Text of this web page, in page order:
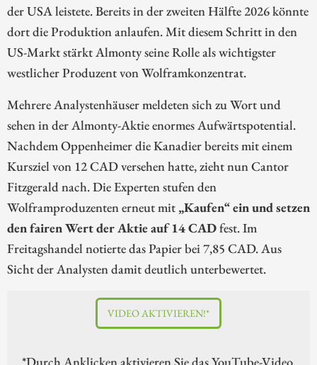
der USA leistete. Bereits in der zweiten Hälfte 2026 könnte
dort die Produktion anlaufen. Mit diesem Schritt in den
US-Markt stärkt Almonty seine Rolle als wichtigster
westlicher Produzent von Wolframkonzentrat.
Mehrere Analystenhäuser meldeten sich zu Wort und
sehen in der Almonty-Aktie enormes Aufwärtspotential.
Nachdem Oppenheimer die Kanadier bereits mit einem
Kursziel von 12 CAD versehen hatte, zieht nun Cantor
Fitzgerald nach. Die Experten stufen den
Wolframproduzenten erneut mit „Kaufen“ ein und setzen
den fairen Wert der Aktie auf 14 CADfest. Im
Freitagshandel notierte das Papier bei 7,85 CAD. Aus
Sicht der Analysten damit deutlich unterbewertet.
VIDEO AKTIVIEREN!*